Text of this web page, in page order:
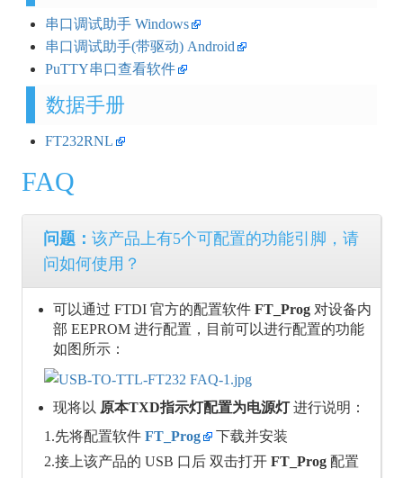
串口调试助手 Windows
串口调试助手(带驱动) Android
PuTTY串口查看软件
数据手册
FT232RNL
FAQ
问题： 该产品上有5个可配置的功能引脚，请
问如何使用？
可以通过 FTDI 官方的配置软件 FT_Prog对设备内
部 EEPROM 进行配置，目前可以进行配置的功能
如图所示：
现将以 原本TXD指示灯配置为电源灯进行说明：
1.先将配置软件 FT_Prog
下载并安装
2.接上该产品的 USB 口后 双击打开 FT_Prog 配置